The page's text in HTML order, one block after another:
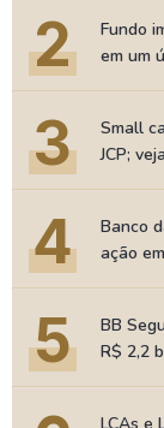
2
Fundo
em um
3
Small
JCP;
4
Banco
ação
5
BB
R$ 2,2